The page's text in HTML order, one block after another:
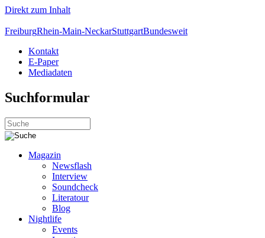
Direkt zum Inhalt
FreiburgRhein-Main-NeckarStuttgartBundesweit
Kontakt
E-Paper
Mediadaten
Suchformular
Magazin
Newsflash
Interview
Soundcheck
Literatour
Blog
Nightlife
Events